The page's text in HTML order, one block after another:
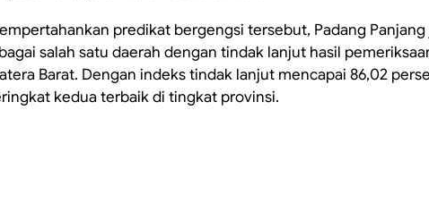
predikat bergengsi tersebut, Padang Panjang
salah satu daerah dengan tindak lanjut hasil
Barat. Dengan indeks tindak lanjut mencapai 86,02
kedua terbaik di tingkat provinsi.